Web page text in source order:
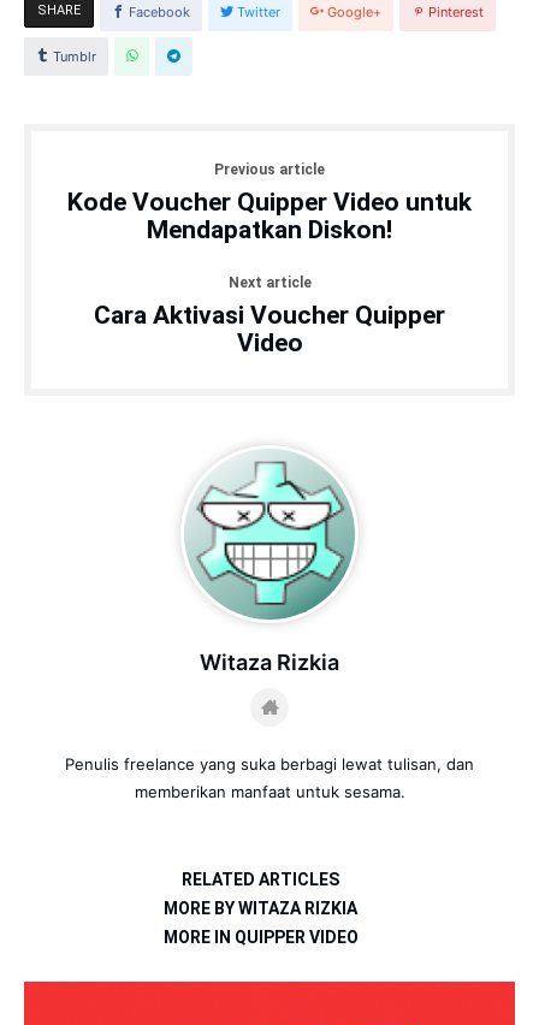
SHARE Facebook Twitter Google+ Pinterest
Tumblr
Previous article
Kode Voucher Quipper Video untuk
Mendapatkan Diskon!
Next article
Cara Aktivasi Voucher Quipper
Video
Witaza Rizkia
Penulis freelance yang suka berbagi lewat tulisan, dan
memberikan manfaat untuk sesama.
RELATED ARTICLES
MORE BY WITAZA RIZKIA
MORE IN QUIPPER VIDEO